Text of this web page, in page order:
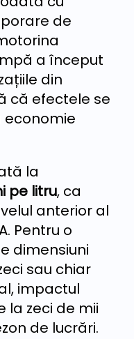
de
a început
din
că efectele se
la
pe litru, ca
anterior al
Pentru o
dimensiuni
sau chiar
impactul
la zeci de mii
de lucrări.